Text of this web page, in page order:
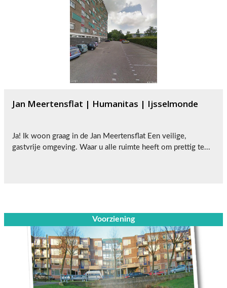
Voorziening
Jan Meertensflat | Humanitas | Ijsselmonde
Ja! Ik woon graag in de Jan Meertensflat Een veilige,
gastvrije omgeving. Waar u alle ruimte heeft om prettig te...